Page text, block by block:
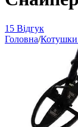
15 Відгук
Головна/Котушки